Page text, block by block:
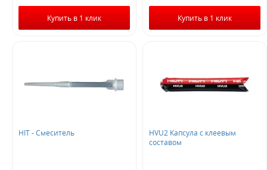
Купить в 1 клик Купить в 1 клик
HIT - Смеситель
HVU2 Капсула с клеевым
составом